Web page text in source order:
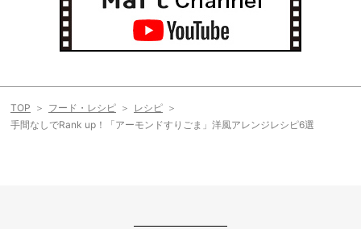
TOP フード・レシピ
レシピ
手間なしでRank up！「アーモンドすりごま」洋風アレンジレシピ6選